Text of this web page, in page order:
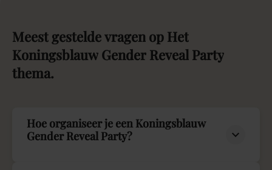
Meest gesteldevragen op Het
Koningsblauw Gender Reveal Party
thema.
Hoe organiseer je een Koningsblauw
Gender Reveal Party?